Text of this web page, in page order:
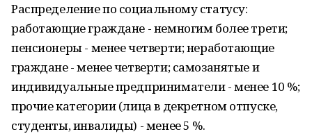
Распределение по социальному статусу:
работающие граждане - немногим более трети;
пенсионеры - менее четверти; неработающие
граждане - менее четверти; самозанятые и
индивидуальные предприниматели - менее 10 %;
прочие категории (лица в декретном отпуске,
студенты, инвалиды) - менее 5 %.